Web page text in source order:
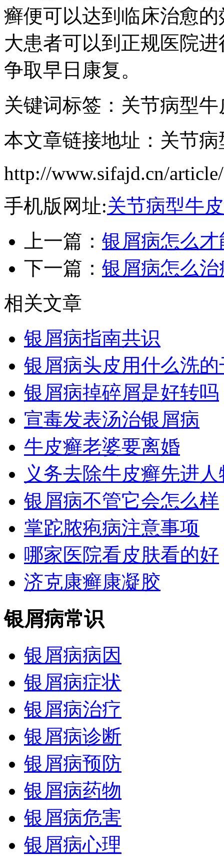
癣便可以达到临床治愈
大患者可以到正规医院
争取早日康复。
关键词标签：关节病型
本文章链接地址：关节
http://www.sifajd.cn/
手机版网址:关节病型牛
上一篇： 银屑病怎么
下一篇： 银屑病怎么
相关文章
银屑病指南共识
银屑病头皮用什么洗的
银屑病掉碎屑是好转吗
宣毒发表汤治银屑病
牛皮癣老婆要离婚
义务去除牛皮癣先进人
银屑病不管它会怎么样
掌跎脓疱病注意事项
哪家医院看皮肤看的好
济克康癣康凝胶
银屑病常识
银屑病病因
银屑病症状
银屑病治疗
银屑病诊断
银屑病预防
银屑病药物
银屑病危害
银屑病心理